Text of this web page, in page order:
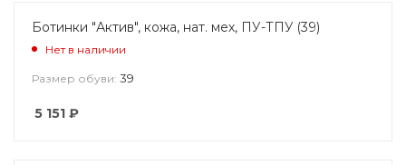
Ботинки "Актив", кожа, нат. мех, ПУ-ТПУ (39)
Нет в наличии
Размер обуви: 39
5 151 ₽